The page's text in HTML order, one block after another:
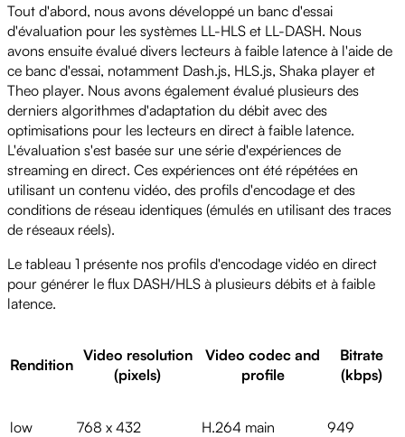
Tout d'abord, nous avons développé un banc d'essai
d'évaluation pour les systèmes LL-HLS et LL-DASH. Nous
avons ensuite évalué divers lecteurs à faible latence à l'aide de
ce banc d'essai, notamment Dash.js, HLS.js, Shaka player et
Theo player. Nous avons également évalué plusieurs des
derniers algorithmes d'adaptation du débit avec des
optimisations pour les lecteurs en direct à faible latence.
L'évaluation s'est basée sur une série d'expériences de
streaming en direct. Ces expériences ont été répétées en
utilisant un contenu vidéo, des profils d'encodage et des
conditions de réseau identiques (émulés en utilisant des traces
de réseaux réels).
Le tableau 1 présente nos profils d'encodage vidéo en direct
pour générer le flux DASH/HLS à plusieurs débits et à faible
latence.
Rendition
Video resolution
(pixels)
Video codec and
profile
Bitrate
(kbps)
low 768 x 432 H.264 main 949